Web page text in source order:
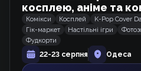
У-ля-ля
Вебкомікс
косплею, аніме та
Комікси Косплей K-Pop Cover
Гік-маркет
Настільні ігри
Фудкорти
22-23 серпня
Одеса